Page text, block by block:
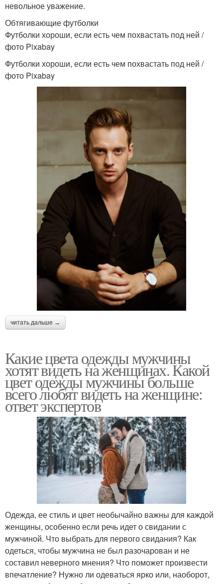
невольное уважение.
Обтягивающие футболки
Футболки хороши, если есть чем похвастать под ней /
фото Pixabay
Футболки хороши, если есть чем похвастать под ней /
фото Pixabay
читать дальше →
Какие цвета одежды мужчины
хотят видеть на женщинах. Какой
цвет одежды мужчины больше
всего любят видеть на женщине:
ответ экспертов
Одежда, ее стиль и цвет необычайно важны для каждой
женщины, особенно если речь идет о свидании с
мужчиной. Что выбрать для первого свидания? Как
одеться, чтобы мужчина не был разочарован и не
составил неверного мнения? Что поможет произвести
впечатление? Нужно ли одеваться ярко или, наоборот,